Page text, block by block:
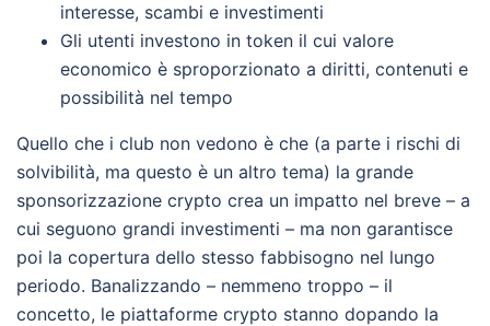
interesse, scambi e investimenti
Gli utenti investono in token il cui valore
economico è sproporzionato a diritti, contenuti e
possibilità nel tempo
Quello che i club non vedono è che (a parte i rischi di
solvibilità, ma questo è un altro tema) la grande
sponsorizzazione crypto crea un impatto nel breve – a
cui seguono grandi investimenti – ma non garantisce
poi la copertura dello stesso fabbisogno nel lungo
periodo. Banalizzando – nemmeno troppo – il
concetto, le piattaforme crypto stanno dopando la